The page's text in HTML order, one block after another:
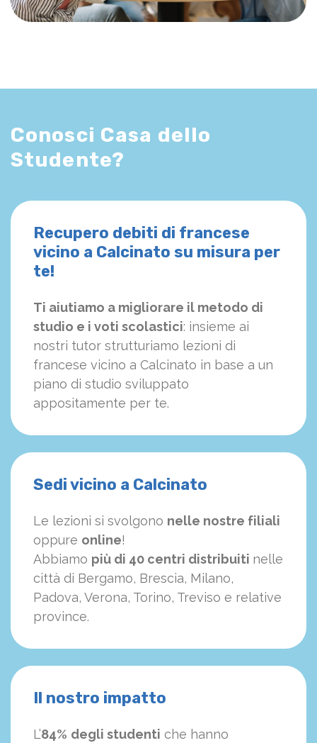
Conosci Casa dello
Studente?
Recupero debiti di francese
vicino a Calcinato su misura per
te!
Ti aiutiamo a migliorare il metodo di
studio e i voti scolastici: insieme ai
nostri tutor strutturiamo lezioni di
francese vicino a Calcinato in base a un
piano di studio sviluppato
appositamente per te.
Sedi vicino a Calcinato
Le lezioni si svolgono nelle nostre filiali
oppure online!
Abbiamo più di 40 centri distribuiti nelle
città di Bergamo, Brescia, Milano,
Padova, Verona, Torino, Treviso e relative
province.
Il nostro impatto
L’84% degli studenti che hanno